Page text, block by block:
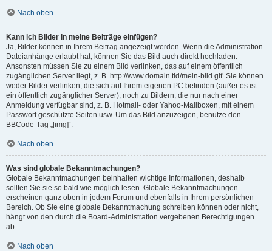
Nach oben
Kann ich Bilder in meine Beiträge einfügen?
Ja, Bilder können in Ihrem Beitrag angezeigt werden. Wenn die Administration
Dateianhänge erlaubt hat, können Sie das Bild auch direkt hochladen.
Ansonsten müssen Sie zu einem Bild verlinken, das auf einem öffentlich
zugänglichen Server liegt, z. B. http://www.domain.tld/mein-bild.gif. Sie können
weder Bilder verlinken, die sich auf Ihrem eigenen PC befinden (außer es ist
ein öffentlich zugänglicher Server), noch zu Bildern, die nur nach einer
Anmeldung verfügbar sind, z. B. Hotmail- oder Yahoo-Mailboxen, mit einem
Passwort geschützte Seiten usw. Um das Bild anzuzeigen, benutze den
BBCode-Tag „[img]“.
Nach oben
Was sind globale Bekanntmachungen?
Globale Bekanntmachungen beinhalten wichtige Informationen, deshalb
sollten Sie sie so bald wie möglich lesen. Globale Bekanntmachungen
erscheinen ganz oben in jedem Forum und ebenfalls in Ihrem persönlichen
Bereich. Ob Sie eine globale Bekanntmachung schreiben können oder nicht,
hängt von den durch die Board-Administration vergebenen Berechtigungen
ab.
Nach oben